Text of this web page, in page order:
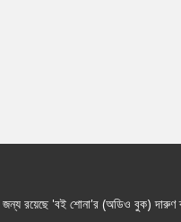
রয়েছে 'বই শোনা'র (অডিও বুক) দারুণ